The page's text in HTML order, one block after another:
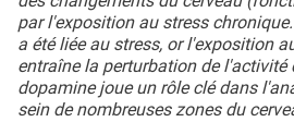
par l'exposition au stress
a été liée au stress, or l'exposition
entraîne la perturbation de l'activité
dopamine joue un rôle clé dans
sein de nombreuses zones du